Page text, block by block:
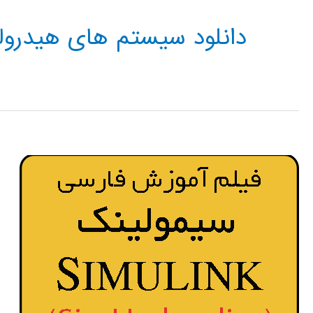
دانلود سیستم های